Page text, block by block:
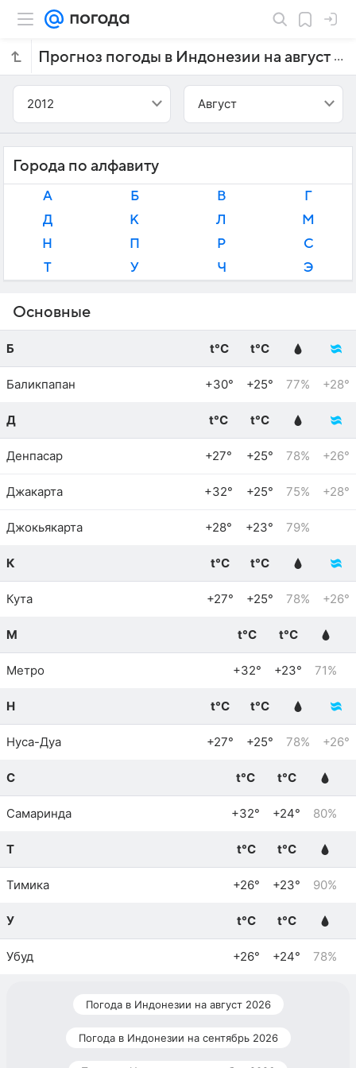
Прогноз погоды в Индонезии на август 2012 года
2012 Август
Города по алфавиту
А Б В
Г
Д
К Л
М
Н
П Р
С
Т
У Ч Э
Основные
Б t°C t°C
Баликпапан +30° +25° 77% +28°
Д t°C t°C
Денпасар +27° +25° 78% +26°
Джакарта +32° +25° 75% +28°
Джокьякарта +28° +23° 79%
К t°C t°C
Кута +27° +25° 78% +26°
М t°C t°C
Метро +32° +23° 71%
Н t°C t°C
Нуса-Дуа +27° +25° 78% +26°
С t°C t°C
Самаринда +32° +24° 80%
Т t°C t°C
Тимика +26° +23° 90%
У t°C t°C
Убуд +26° +24° 78%
Погода в Индонезии на август 2026
Погода в Индонезии на сентябрь 2026